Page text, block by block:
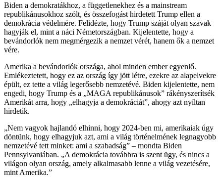
Biden a demokratákhoz, a függetlenekhez és a mainstream
republikánusokhoz szólt, és összefogást hirdetett Trump ellen a
demokrácia védelmére. Felidézte, hogy Trump száját olyan szavak
hagyják el, mint a náci Németországban. Kijelentette, hogy a
bevándorlók nem megmérgezik a nemzet vérét, hanem ők a nemzet
vére.
Amerika a bevándorlók országa, ahol minden ember egyenlő.
Emlékeztetett, hogy ez az ország így jött létre, ezekre az alapelvekre
épült, ez tette a világ legerősebb nemzetévé. Biden kijelentette, nem
engedi, hogy Trump és a „MAGA republikánusok” rákényszerítsék
Amerikát arra, hogy „elhagyja a demokráciát”, ahogy azt nyíltan
hirdetik.
„Nem vagyok hajlandó elhinni, hogy 2024-ben mi, amerikaiak úgy
döntünk, hogy elhagyjuk azt, ami a világ történelmének legnagyobb
nemzetévé tett minket: ami a szabadság” – mondta Biden
Pennsylvaniában. „A demokrácia továbbra is szent ügy, és nincs a
világon olyan ország, amely alkalmasabb lenne a világ vezetésére,
mint Amerika.”